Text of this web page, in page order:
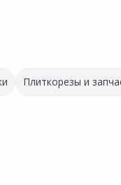
Плиткорезы и